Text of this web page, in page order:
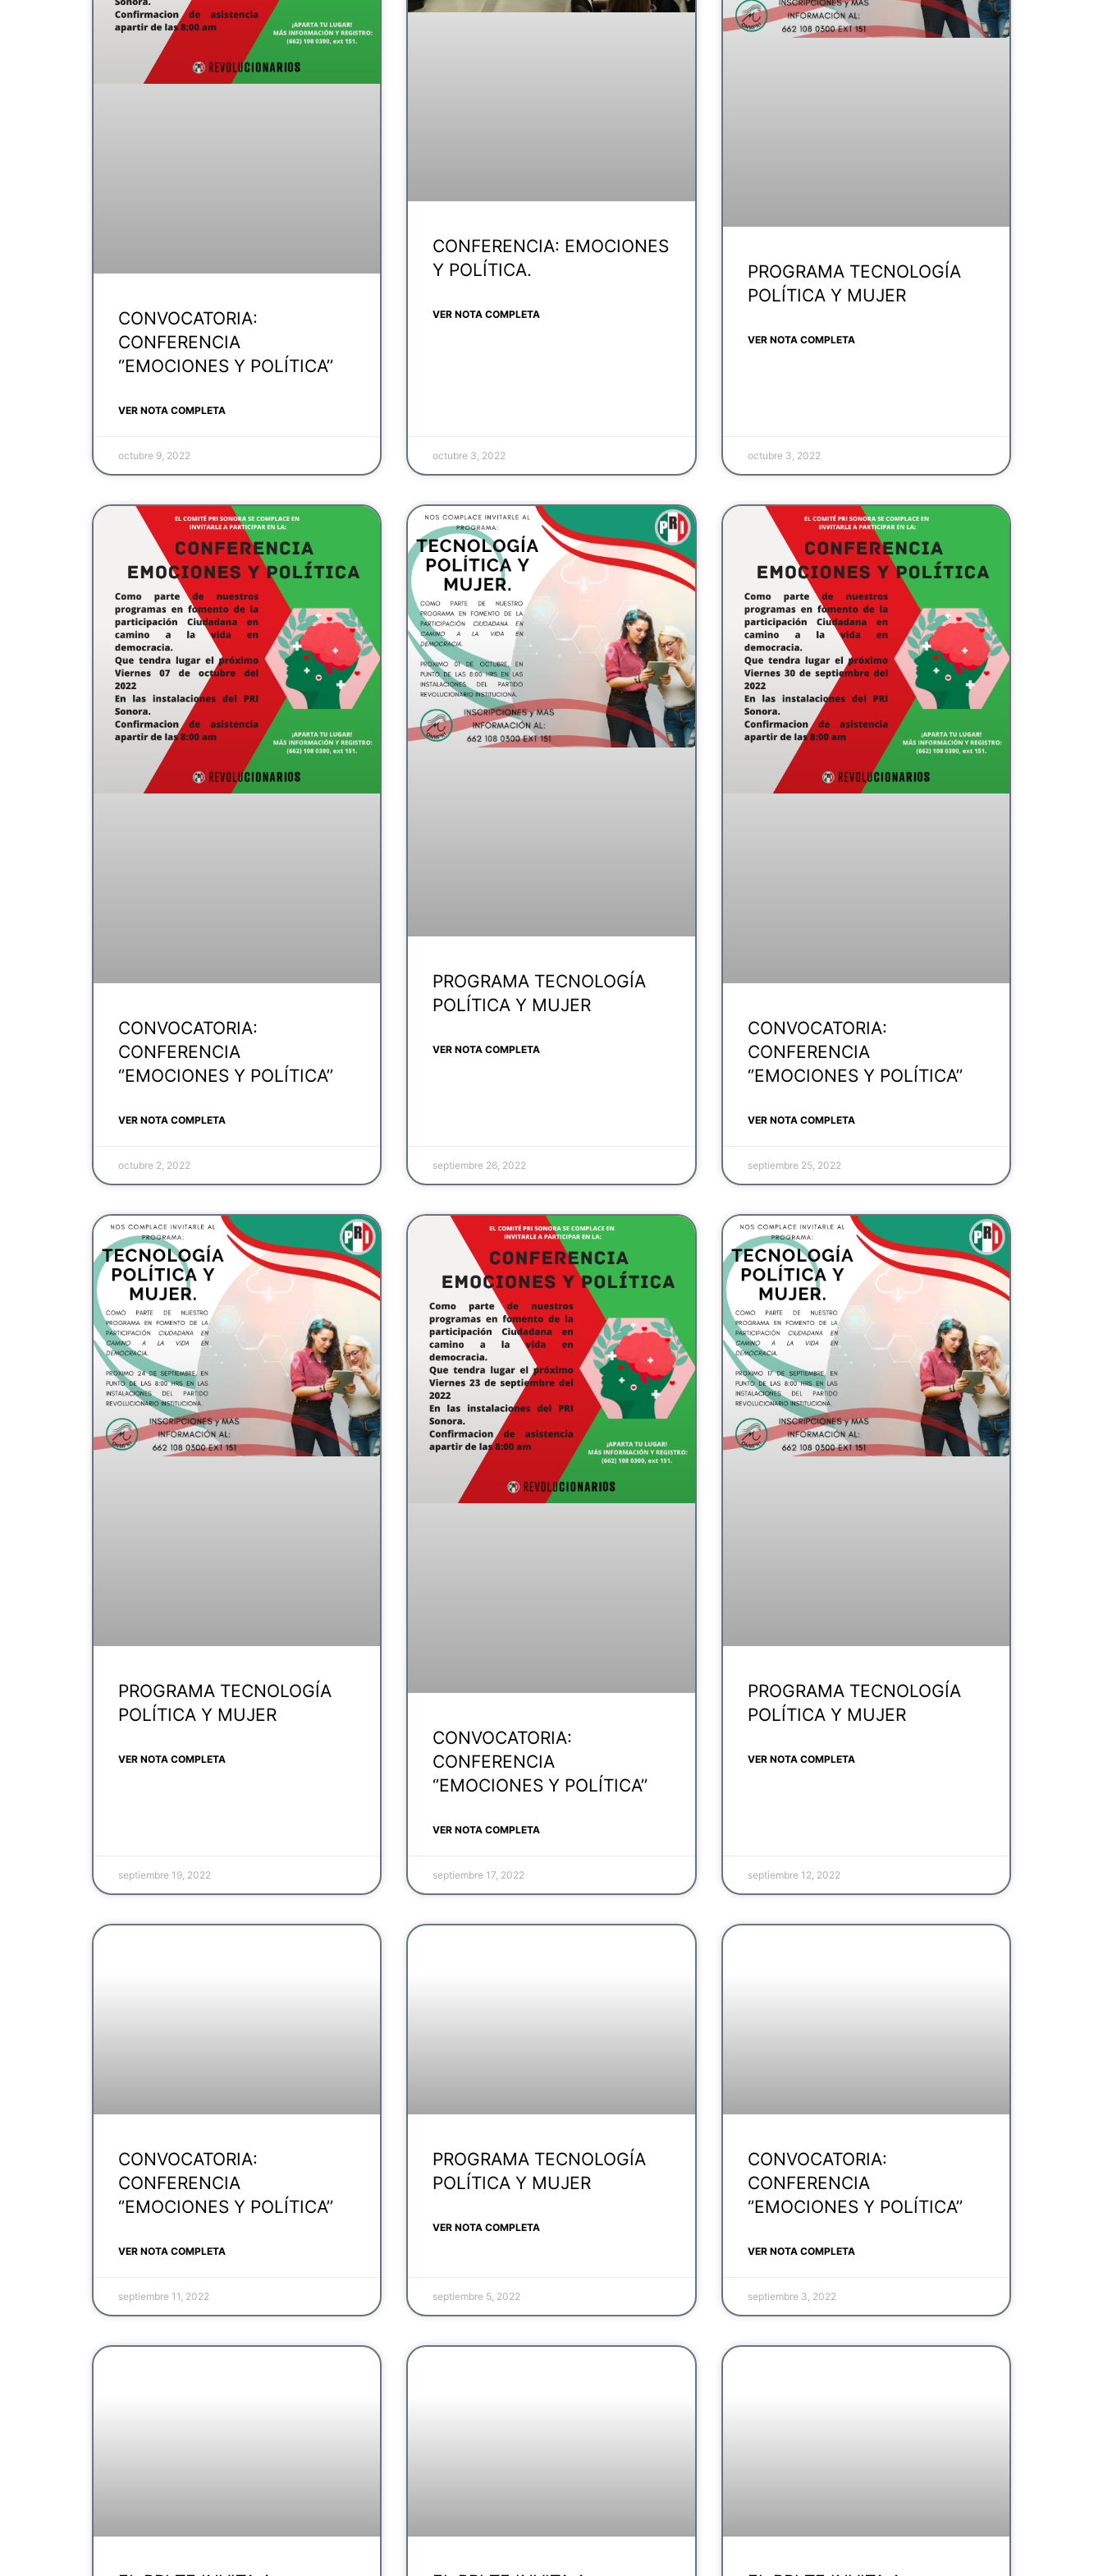
CONVOCATORIA:
CONFERENCIA
‘’EMOCIONES Y POLÍTICA’’
VER NOTA COMPLETA
octubre 9, 2022
CONFERENCIA: EMOCIONES
Y POLÍTICA.
VER NOTA COMPLETA
octubre 3, 2022
PROGRAMA TECNOLOGÍA
POLÍTICA Y MUJER
VER NOTA COMPLETA
octubre 3, 2022
CONVOCATORIA:
CONFERENCIA
‘’EMOCIONES Y POLÍTICA’’
VER NOTA COMPLETA
octubre 2, 2022
PROGRAMA TECNOLOGÍA
POLÍTICA Y MUJER
VER NOTA COMPLETA
septiembre 26, 2022
CONVOCATORIA:
CONFERENCIA
‘’EMOCIONES Y POLÍTICA’’
VER NOTA COMPLETA
septiembre 25, 2022
PROGRAMA TECNOLOGÍA
POLÍTICA Y MUJER
VER NOTA COMPLETA
septiembre 19, 2022
CONVOCATORIA:
CONFERENCIA
‘’EMOCIONES Y POLÍTICA’’
VER NOTA COMPLETA
septiembre 17, 2022
PROGRAMA TECNOLOGÍA
POLÍTICA Y MUJER
VER NOTA COMPLETA
septiembre 12, 2022
CONVOCATORIA:
CONFERENCIA
‘’EMOCIONES Y POLÍTICA’’
VER NOTA COMPLETA
septiembre 11, 2022
PROGRAMA TECNOLOGÍA
POLÍTICA Y MUJER
VER NOTA COMPLETA
septiembre 5, 2022
CONVOCATORIA:
CONFERENCIA
‘’EMOCIONES Y POLÍTICA’’
VER NOTA COMPLETA
septiembre 3, 2022